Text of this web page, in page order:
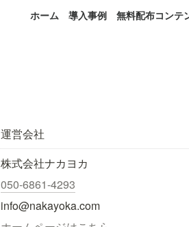
ホーム 導入事例 無料配布コンテ
運営会社
株式会社ナカヨカ
050-6861-4293
info@nakayoka.com